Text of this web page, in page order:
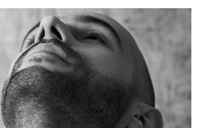
le sucre max
partenariats
privatisations